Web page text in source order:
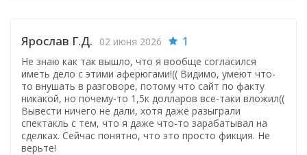
Ярослав Г.Д. 02 июня 2026 1
Не знаю как так вышло, что я вообще согласился
иметь дело с этими аферюгами!(( Видимо, умеют что-
то внушать в разговоре, потому что сайт по факту
никакой, но почему-то 1,5к долларов все-таки вложил((
Вывести ничего не дали, хотя даже разыграли
спектакль с тем, что я даже что-то зарабатывал на
сделках. Сейчас понятно, что это просто фикция. Не
верьте!